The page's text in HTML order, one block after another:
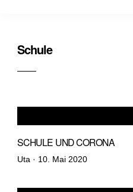
Schule
SCHULE UND CORONA
Uta · Veröffentlicht
10. Mai 2020